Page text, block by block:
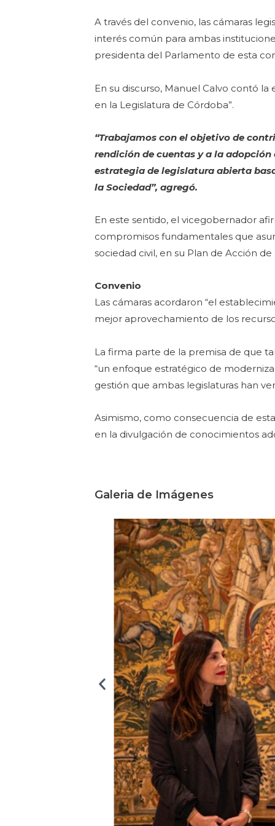
A través del convenio, las cámaras
interés común para ambas
presidenta del Parlamento de esta
En su discurso, Manuel Calvo contó
en la Legislatura de Córdoba”.
“Trabajamos con el objetivo de
rendición de cuentas y a la
estrategia de legislatura abierta
la Sociedad”, agregó.
En este sentido, el vicegobernador
compromisos fundamentales que
sociedad civil, en su Plan de Acción
Convenio
Las cámaras acordaron “el
mejor aprovechamiento de los
La firma parte de la premisa de que
“un enfoque estratégico de
gestión que ambas legislaturas han
Asimismo, como consecuencia de
en la divulgación de conocimientos
Galeria de Imágenes